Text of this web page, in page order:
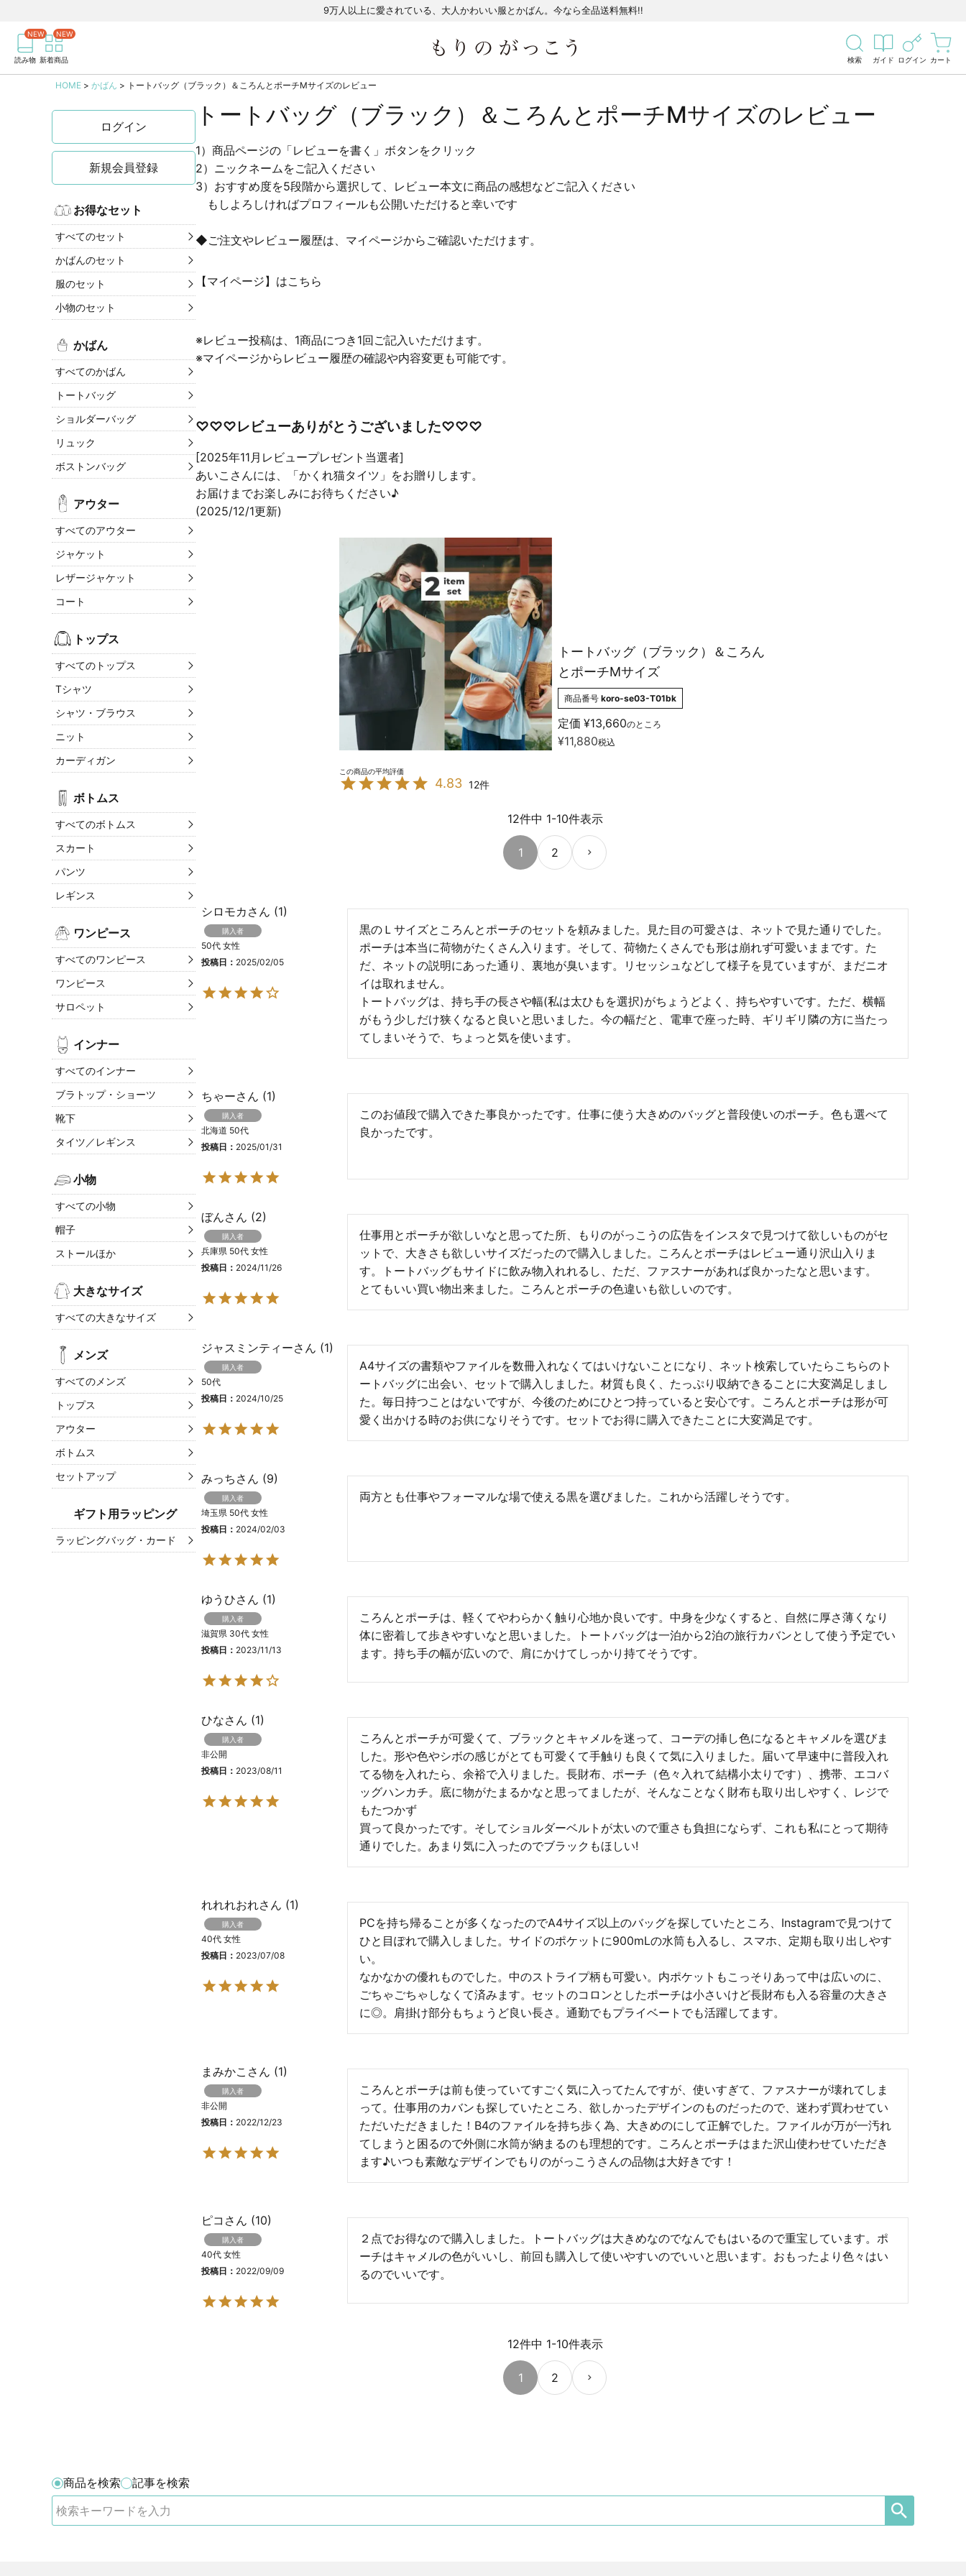
9万人以上に愛されている、大人かわいい服とかばん。今なら全品送料無料!!
読み物 新着商品 検索 ガイド ログイン カート
商品を検索
HOME かばん トートバッグ（ブラック）＆ころんとポーチMサイズのレビュー
ログイン
新規会員登録
お得なセット
すべてのセット
かばんのセット
服のセット
小物のセット
かばん
すべてのかばん
トートバッグ
ショルダーバッグ
リュック
ボストンバッグ
アウター
すべてのアウター
ジャケット
レザージャケット
コート
トップス
すべてのトップス
Tシャツ
シャツ・ブラウス
ニット
カーディガン
ボトムス
すべてのボトムス
スカート
パンツ
レギンス
ワンピース
すべてのワンピース
ワンピース
サロペット
インナー
すべてのインナー
ブラトップ・ショーツ
靴下
タイツ／レギンス
小物
すべての小物
帽子
ストールほか
大きなサイズ
すべての大きなサイズ
メンズ
すべてのメンズ
トップス
アウター
ボトムス
セットアップ
ギフト用ラッピング
ラッピングバッグ・カード
トートバッグ（ブラック）＆ころんとポーチMサイズのレビュー
1）商品ページの「レビューを書く」ボタンをクリック
2）ニックネームをご記入ください
3）おすすめ度を5段階から選択して、レビュー本文に商品の感想などご記入ください
もしよろしければプロフィールも公開いただけると幸いです
◆ご注文やレビュー履歴は、マイページからご確認いただけます。
【マイページ】はこちら
※レビュー投稿は、1商品につき1回ご記入いただけます。
※マイページからレビュー履歴の確認や内容変更も可能です。
♡♡♡レビューありがとうございました♡♡♡
[2025年11月レビュープレゼント当選者]
あいこさんには、「かくれ猫タイツ」をお贈りします。
お届けまでお楽しみにお待ちください♪
(2025/12/1更新)
トートバッグ（ブラック）＆ころん
とポーチMサイズ
商品番号 koro-se03-T01bk
定価 ¥13,660のところ
¥11,880税込
4.83 12
12件中 1-10件表示
1 2
シロモカ 1
購入者
50代 女性
投稿日
2025/02/05
黒のＬサイズところんとポーチのセットを頼みました。見た目の可愛さは、ネットで見た通りでした。
ポーチは本当に荷物がたくさん入ります。そして、荷物たくさんでも形は崩れず可愛いままです。た
だ、ネットの説明にあった通り、裏地が臭います。リセッシュなどして様子を見ていますが、まだニオ
イは取れません。
トートバッグは、持ち手の長さや幅(私は太ひもを選択)がちょうどよく、持ちやすいです。ただ、横幅
がもう少しだけ狭くなると良いと思いました。今の幅だと、電車で座った時、ギリギリ隣の方に当たっ
てしまいそうで、ちょっと気を使います。
ちゃー 1
購入者
北海道 50代
投稿日
2025/01/31
このお値段で購入できた事良かったです。仕事に使う大きめのバッグと普段使いのポーチ。色も選べて
良かったです。
ぼん 2
購入者
兵庫県 50代 女性
投稿日
2024/11/26
仕事用とポーチが欲しいなと思ってた所、もりのがっこうの広告をインスタで見つけて欲しいものがセ
ットで、大きさも欲しいサイズだったので購入しました。ころんとポーチはレビュー通り沢山入りま
す。トートバッグもサイドに飲み物入れれるし、ただ、ファスナーがあれば良かったなと思います。
とてもいい買い物出来ました。ころんとポーチの色違いも欲しいのです。
ジャスミンティー 1
購入者
50代
投稿日
2024/10/25
A4サイズの書類やファイルを数冊入れなくてはいけないことになり、ネット検索していたらこちらのト
ートバッグに出会い、セットで購入しました。材質も良く、たっぷり収納できることに大変満足しまし
た。毎日持つことはないですが、今後のためにひとつ持っていると安心です。ころんとポーチは形が可
愛く出かける時のお供になりそうです。セットでお得に購入できたことに大変満足です。
みっち 9
購入者
埼玉県 50代 女性
投稿日
2024/02/03
両方とも仕事やフォーマルな場で使える黒を選びました。これから活躍しそうです。
ゆうひ 1
購入者
滋賀県 30代 女性
投稿日
2023/11/13
ころんとポーチは、軽くてやわらかく触り心地か良いです。中身を少なくすると、自然に厚さ薄くなり
体に密着して歩きやすいなと思いました。トートバッグは一泊から2泊の旅行カバンとして使う予定でい
ます。持ち手の幅が広いので、肩にかけてしっかり持てそうです。
ひな 1
購入者
非公開
投稿日
2023/08/11
ころんとポーチが可愛くて、ブラックとキャメルを迷って、コーデの挿し色になるとキャメルを選びま
した。形や色やシボの感じがとても可愛くて手触りも良くて気に入りました。届いて早速中に普段入れ
てる物を入れたら、余裕で入りました。長財布、ポーチ（色々入れて結構小太りです）、携帯、エコバ
ッグハンカチ。底に物がたまるかなと思ってましたが、そんなことなく財布も取り出しやすく、レジで
もたつかず
買って良かったです。そしてショルダーベルトが太いので重さも負担にならず、これも私にとって期待
通りでした。あまり気に入ったのでブラックもほしい!
れれれおれ 1
購入者
40代 女性
投稿日
2023/07/08
PCを持ち帰ることが多くなったのでA4サイズ以上のバッグを探していたところ、Instagramで見つけて
ひと目ぽれで購入しました。サイドのポケットに900mLの水筒も入るし、スマホ、定期も取り出しやす
い。
なかなかの優れものでした。中のストライプ柄も可愛い。内ポケットもこっそりあって中は広いのに、
ごちゃごちゃしなくて済みます。セットのコロンとしたポーチは小さいけど長財布も入る容量の大きさ
に◎。肩掛け部分もちょうど良い長さ。通勤でもプライベートでも活躍してます。
まみかこ 1
購入者
非公開
投稿日
2022/12/23
ころんとポーチは前も使っていてすごく気に入ってたんですが、使いすぎて、ファスナーが壊れてしま
って。仕事用のカバンも探していたところ、欲しかったデザインのものだったので、迷わず買わせてい
ただいただきました！B4のファイルを持ち歩く為、大きめのにして正解でした。ファイルが万が一汚れ
てしまうと困るので外側に水筒が納まるのも理想的です。ころんとポーチはまた沢山使わせていただき
ます♪いつも素敵なデザインでもりのがっこうさんの品物は大好きです！
ピコ 10
購入者
40代 女性
投稿日
2022/09/09
２点でお得なので購入しました。トートバッグは大きめなのでなんでもはいるので重宝しています。ポ
ーチはキャメルの色がいいし、前回も購入して使いやすいのでいいと思います。おもったより色々はい
るのでいいです。
12件中 1-10件表示
1 2
商品を検索 記事を検索